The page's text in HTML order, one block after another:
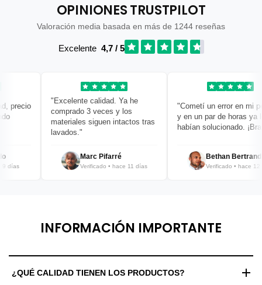
OPINIONES TRUSTPILOT
Valoración media basada en más de 1244 reseñas
Excelente 4,7 / 5
"Excelente calidad. Ya he
comprado 3 veces y los
materiales siguen intactos tras
lavados."
Marc Pifarré
Verificado • hace 11 días
"Cometí un error en mi
y en un par de horas ya lo
habían solucionado.
Bethan Bertrand
Verificado • hace 12
INFORMACIÓN IMPORTANTE
¿QUÉ CALIDAD TIENEN LOS PRODUCTOS?